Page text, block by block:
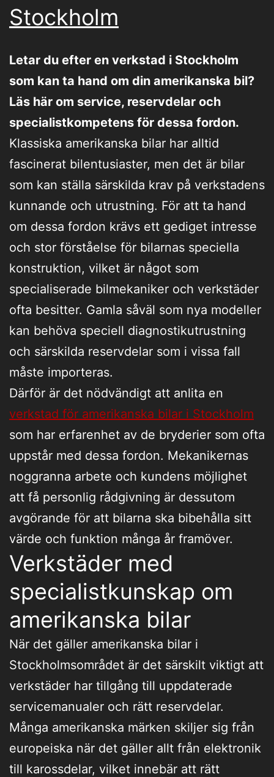
Stockholm
Letar du efter en verkstad i Stockholm
som kan ta hand om din amerikanska bil?
Läs här om service, reservdelar och
specialistkompetens för dessa fordon.
Klassiska amerikanska bilar har alltid
fascinerat bilentusiaster, men det är bilar
som kan ställa särskilda krav på verkstadens
kunnande och utrustning. För att ta hand
om dessa fordon krävs ett gediget intresse
och stor förståelse för bilarnas speciella
konstruktion, vilket är något som
specialiserade bilmekaniker och verkstäder
ofta besitter. Gamla såväl som nya modeller
kan behöva speciell diagnostikutrustning
och särskilda reservdelar som i vissa fall
måste importeras.
Därför är det nödvändigt att anlita en
verkstad för amerikanska bilar i Stockholm
som har erfarenhet av de bryderier som ofta
uppstår med dessa fordon. Mekanikernas
noggranna arbete och kundens möjlighet
att få personlig rådgivning är dessutom
avgörande för att bilarna ska bibehålla sitt
värde och funktion många år framöver.
Verkstäder med
specialistkunskap om
amerikanska bilar
När det gäller amerikanska bilar i
Stockholmsområdet är det särskilt viktigt att
verkstäder har tillgång till uppdaterade
servicemanualer och rätt reservdelar.
Många amerikanska märken skiljer sig från
europeiska när det gäller allt från elektronik
till karossdelar, vilket innebär att rätt